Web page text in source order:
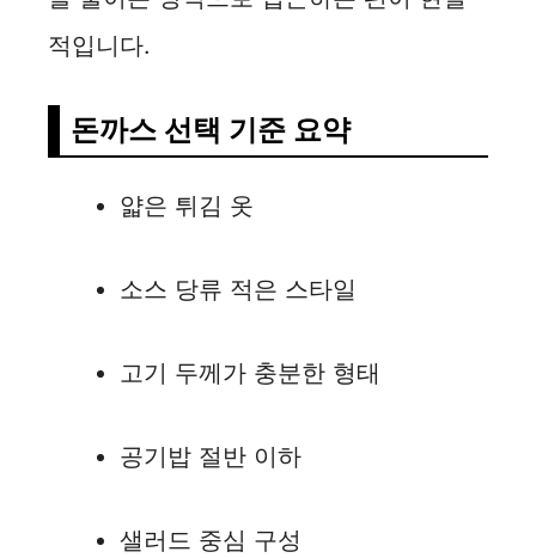
적입니다.
돈까스 선택 기준 요약
얇은 튀김 옷
소스 당류 적은 스타일
고기 두께가 충분한 형태
공기밥 절반 이하
샐러드 중심 구성